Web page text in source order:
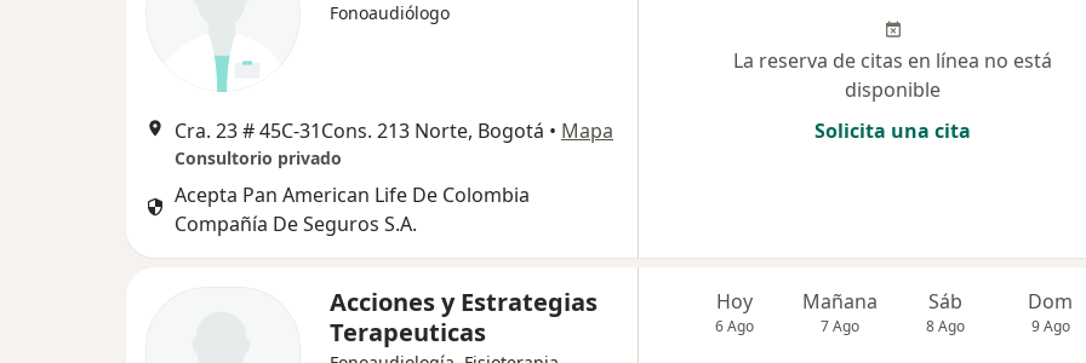
Fonoaudiólogo
Cra. 23 # 45C-31Cons. 213 Norte, Bogotá • Mapa
Consultorio privado
Acepta Pan American Life De Colombia
Compañía De Seguros S.A.
La reserva de citas en línea no está
disponible
Solicita una cita
Acciones y Estrategias
Terapeuticas
Hoy
6 Ago
Mañana
7 Ago
Sáb
8 Ago
Dom
9 Ago